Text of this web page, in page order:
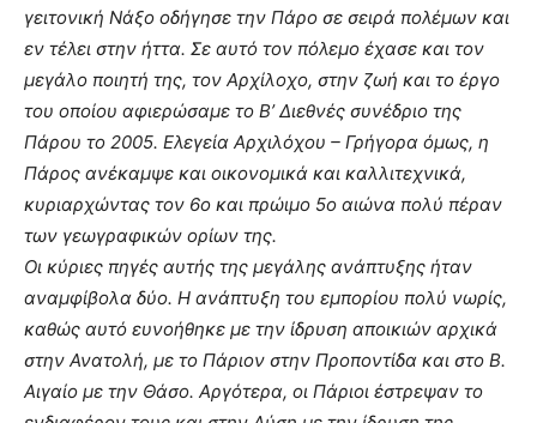
γειτονική Νάξο οδήγησε την Πάρο σε σειρά πολέμων και
εν τέλει στην ήττα. Σε αυτό τον πόλεμο έχασε και τον
μεγάλο ποιητή της, τον Αρχίλοχο, στην ζωή και το έργο
του οποίου αφιερώσαμε το Β’ Διεθνές συνέδριο της
Πάρου το 2005. Ελεγεία Αρχιλόχου – Γρήγορα όμως, η
Πάρος ανέκαμψε και οικονομικά και καλλιτεχνικά,
κυριαρχώντας τον 6ο και πρώιμο 5ο αιώνα πολύ πέραν
των γεωγραφικών ορίων της.
Οι κύριες πηγές αυτής της μεγάλης ανάπτυξης ήταν
αναμφίβολα δύο. Η ανάπτυξη του εμπορίου πολύ νωρίς,
καθώς αυτό ευνοήθηκε με την ίδρυση αποικιών αρχικά
στην Ανατολή, με το Πάριον στην Προποντίδα και στο Β.
Αιγαίο με την Θάσο. Αργότερα, οι Πάριοι έστρεψαν το